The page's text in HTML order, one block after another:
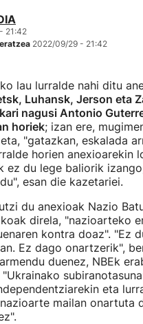
21:42
2022/09/29 - 21:42
lau lurralde nahi ditu
Luhansk, Jerson eta
nagusi Antonio
horiek; izan ere,
"gatazkan, eskalada
horien anexioarekin
ez du lege baliorik
esan die kazetariei.
du anexioak Nazio
direla, "nazioarteko
kontra doaz". "Ez
Ez dago onartzerik",
duenez, NBEk
eta
mailan onartuta